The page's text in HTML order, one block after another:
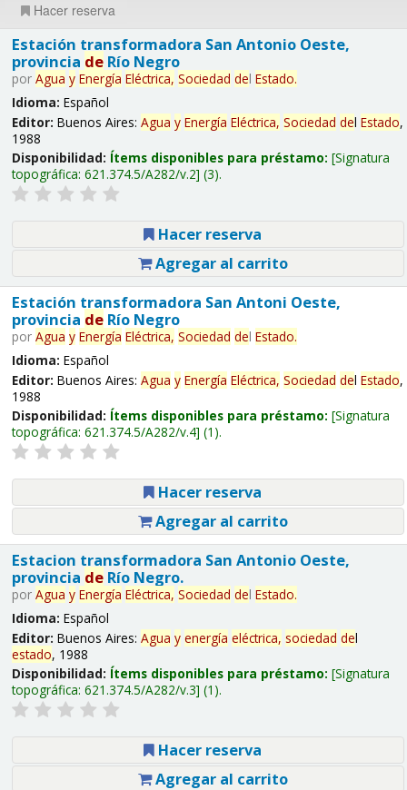
Hacer reserva
Estación transformadora San Antonio Oeste,
provincia deRío Negro
por Agua y Energía Eléctrica, Sociedad del Estado.
Idioma: Español
Editor: Buenos Aires: Agua y Energía Eléctrica, Sociedad del Estado,
1988
Disponibilidad: Ítems disponibles para préstamo: Signatura
topográfica: 621.374.5/A282/v.2 (3).
Hacer reserva
Agregar al carrito
Estación transformadora San Antoni Oeste,
provincia deRío Negro
por Agua y Energía Eléctrica, Sociedad del Estado.
Idioma: Español
Editor: Buenos Aires: Agua y Energía Eléctrica, Sociedad del Estado,
1988
Disponibilidad: Ítems disponibles para préstamo: Signatura
topográfica: 621.374.5/A282/v.4 (1).
Hacer reserva
Agregar al carrito
Estacion transformadora San Antonio Oeste,
provincia deRío Negro.
por Agua y Energía Eléctrica, Sociedad del Estado.
Idioma: Español
Editor: Buenos Aires: Agua y energía eléctrica, sociedad del
estado, 1988
Disponibilidad: Ítems disponibles para préstamo: Signatura
topográfica: 621.374.5/A282/v.3 (1).
Hacer reserva
Agregar al carrito